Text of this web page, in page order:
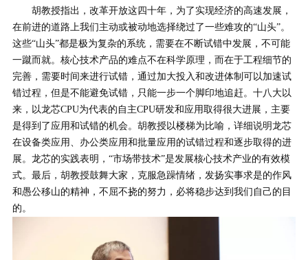
胡教授指出，改革开放这四十年，为了实现经济的高速发展，
在前进的道路上我们主动或被动地选择绕过了一些难攻的“山头”。
这些“山头”都是极为复杂的系统，需要在不断试错中发展，不可能
一蹴而就。核心技术产品的难点不在科学原理，而在于工程细节的
完善，需要时间来进行试错，通过加大投入和改进体制可以加速试
错过程，但是不能避免试错，只能一步一个脚印地追赶。十八大以
来，以龙芯CPU为代表的自主CPU研发和应用取得很大进展，主要
是得到了应用和试错的机会。胡教授以楼梯为比喻，详细说明龙芯
在设备类应用、办公类应用和批量应用的试错过程和逐步取得的进
展。龙芯的实践表明，“市场带技术”是发展核心技术产业的有效模
式。最后，胡教授鼓舞大家，克服急躁情绪，发扬实事求是的作风
和愚公移山的精神，不屈不挠的努力，必将稳步达到我们自己的目
的。